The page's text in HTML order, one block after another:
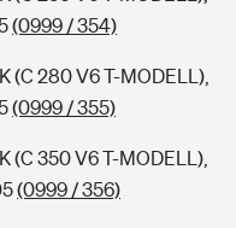
(0999 / 354)
(C 280 V6 T-MODELL),
(0999 / 355)
(C 350 V6 T-MODELL),
(0999 / 356)